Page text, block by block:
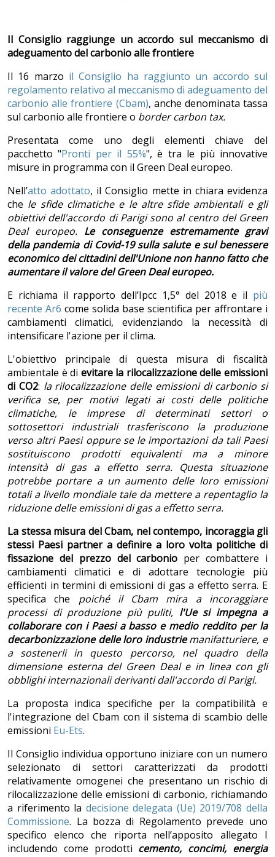
Il Consiglio raggiunge un accordo sul meccanismo di
adeguamento del carbonio alle frontiere
Il 16 marzo il Consiglio ha raggiunto un accordo sul
regolamento relativo al meccanismo di adeguamento del
carbonio alle frontiere (Cbam), anche denominata tassa
sul carbonio alle frontiere o border carbon tax.
Presentata come uno degli elementi chiave del
pacchetto "Pronti per il 55%", è tra le più innovative
misure in programma con il Green Deal europeo.
Nell’atto adottato, il Consiglio mette in chiara evidenza
che le sfide climatiche e le altre sfide ambientali e gli
obiettivi dell'accordo di Parigi sono al centro del Green
Deal europeo. Le conseguenze estremamente gravi
della pandemia di Covid-19 sulla salute e sul benessere
economico dei cittadini dell'Unione non hanno fatto che
aumentare il valore del Green Deal europeo.
E richiama il rapporto dell’Ipcc 1,5° del 2018 e il più
recente Ar6 come solida base scientifica per affrontare i
cambiamenti climatici, evidenziando la necessità di
intensificare l'azione per il clima.
L'obiettivo principale di questa misura di fiscalità
ambientale è di evitare la rilocalizzazione delle emissioni
di CO2: la rilocalizzazione delle emissioni di carbonio si
verifica se, per motivi legati ai costi delle politiche
climatiche, le imprese di determinati settori o
sottosettori industriali trasferiscono la produzione
verso altri Paesi oppure se le importazioni da tali Paesi
sostituiscono prodotti equivalenti ma a minore
intensità di gas a effetto serra.
Questa situazione
potrebbe portare a un aumento delle loro emissioni
totali a livello mondiale tale da mettere a repentaglio la
riduzione delle emissioni di gas a effetto serra.
La stessa misura del Cbam, nel contempo, incoraggia gli
stessi Paesi partner a definire a loro volta politiche di
fissazione del prezzo del carbonio per combattere i
cambiamenti climatici e di adottare tecnologie più
efficienti in termini di emissioni di gas a effetto serra. E
specifica che poiché il Cbam mira a incoraggiare
processi di produzione più puliti, l'Ue si impegna a
collaborare con i Paesi a basso e medio reddito per la
decarbonizzazione delle loro industriemanifatturiere, e
a sostenerli in questo percorso, nel quadro della
dimensione esterna del Green Deal e in linea con gli
obblighi internazionali derivanti dall'accordo di Parigi.
La proposta indica specifiche per la compatibilità e
l'integrazione del Cbam con il sistema di scambio delle
emissioni Eu-Ets.
Il Consiglio individua opportuno iniziare con un numero
selezionato di settori caratterizzati da prodotti
relativamente omogenei che presentano un rischio di
rilocalizzazione delle emissioni di carbonio, richiamando
a riferimento la decisione delegata (Ue) 2019/708 della
Commissione. La bozza di Regolamento prevede uno
specifico elenco che riporta nell’apposito allegato I
includendo come prodotti cemento, concimi, energia